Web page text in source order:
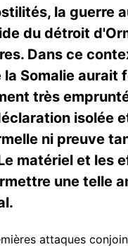
la guerre
du détroit
Dans ce
Somalie
très
isolée
ni preuve
matériel et les
une telle
attaques